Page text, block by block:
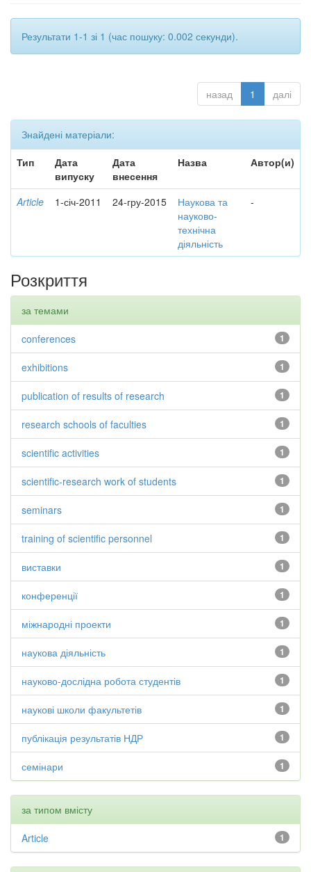
Результати 1-1 зі 1 (час пошуку: 0.002 секунди).
назад 1 далі
Знайдені матеріали:
Тип
Дата
випуску
Дата
внесення
Назва Автор(и)
Article 1-січ-2011 24-гру-2015
Наукова та
науково-
технічна
діяльність
-
Розкриття
за темами
1
conferences
1
exhibitions
1
publication of results of research
1
research schools of faculties
1
scientific activities
1
scientific-research work of students
1
seminars
1
training of scientific personnel
1
виставки
1
конференції
1
міжнародні проекти
1
наукова діяльність
1
науково-дослідна робота студентів
1
наукові школи факультетів
1
публікація результатів НДР
1
семінари
за типом вмісту
1
Article